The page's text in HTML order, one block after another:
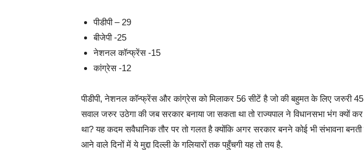
पीडीपी – 29
बीजेपी -25
नेशनल कॉन्फ्रेंस -15
कांग्रेस -12
पीडीपी, नेशनल कॉन्फ्रेंस और कांग्रेस को मिलाकर 56 सीटें है जो की बहुमत के लिए जरुरी
सवाल जरुर उठेगा की जब सरकार बनाया जा सकता था तो राज्यपाल ने विधानसभा भंग क्यों कर
था? यह कदम सवैधानिक तौर पर तो गलत है क्योंकि अगर सरकार बनने कोई भी संभावना बनती
आने वाले दिनों में ये मुद्दा दिल्ली के गलियारों तक पहुँचगी यह तो तय है.